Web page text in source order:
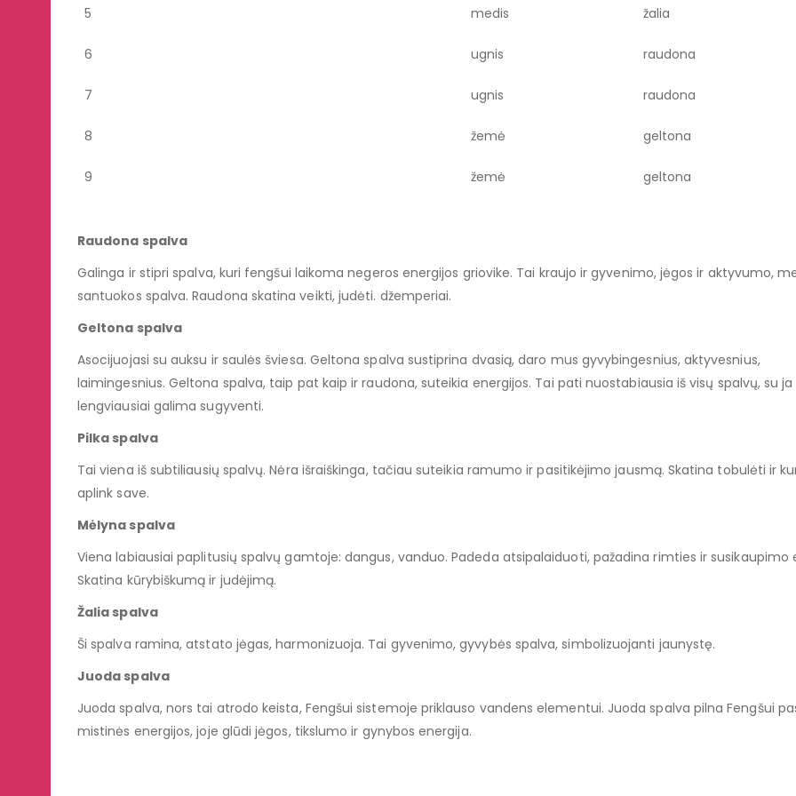
5 medis žalia
6 ugnis raudona
7 ugnis raudona
8 žemė geltona
9 žemė geltona
Raudona spalva
Galinga ir stipri spalva, kuri fengšui laikoma negeros energijos griovike. Tai kraujo ir gyvenimo, jėgos ir aktyvumo,
santuokos spalva. Raudona skatina veikti, judėti. džemperiai.
Geltona spalva
Asocijuojasi su auksu ir saulės šviesa. Geltona spalva sustiprina dvasią, daro mus gyvybingesnius, aktyvesnius,
laimingesnius. Geltona spalva, taip pat kaip ir raudona, suteikia energijos. Tai pati nuostabiausia iš visų spalvų, su ja
lengviausiai galima sugyventi.
Pilka spalva
Tai viena iš subtiliausių spalvų. Nėra išraiškinga, tačiau suteikia ramumo ir pasitikėjimo jausmą. Skatina tobulėti ir
aplink save.
Mėlyna spalva
Viena labiausiai paplitusių spalvų gamtoje: dangus, vanduo. Padeda atsipalaiduoti, pažadina rimties ir susikaupimo
Skatina kūrybiškumą ir judėjimą.
Žalia spalva
Ši spalva ramina, atstato jėgas, harmonizuoja. Tai gyvenimo, gyvybės spalva, simbolizuojanti jaunystę.
Juoda spalva
Juoda spalva, nors tai atrodo keista, Fengšui sistemoje priklauso vandens elementui. Juoda spalva pilna Fengšui
mistinės energijos, joje glūdi jėgos, tikslumo ir gynybos energija.